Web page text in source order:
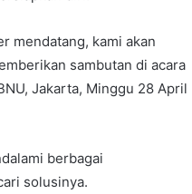
mendatang, kami akan
sambutan di acara
Jakarta, Minggu 28 April
berbagai
solusinya.